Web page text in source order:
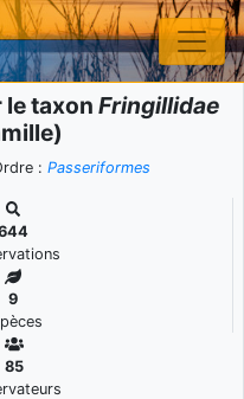
taxon Fringillidae
: Passeriformes
9
85